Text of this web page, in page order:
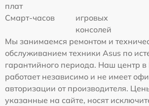
плат
Смарт-часов
игровых
консолей
Мы занимаемся ремонтом и
обслуживанием техники Asus по
гарантийного периода. Наш центр в
работает независимо и не имеет
авторизации от производителя.
указанные на сайте, носят